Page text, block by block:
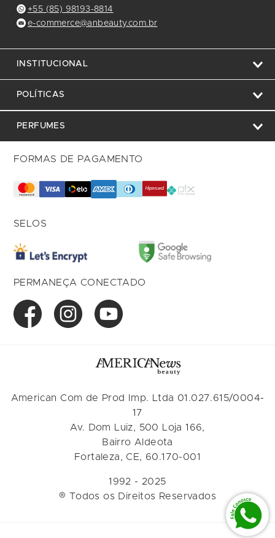
+55 (85) 98193-8814
e-commerce@anbeauty.com.br
INSTITUCIONAL
POLÍTICAS
PERFUMES
FORMAS DE PAGAMENTO
SELOS
PERMANEÇA CONECTADO
American Com de Prod Imp. Ltda 01.027.615/0004-
17
Av. Dom Luiz, 500 Loja 166,
Bairro Aldeota
Fortaleza, CE, 60.170-001
1992 - 2025
® Todos os Direitos Reservados